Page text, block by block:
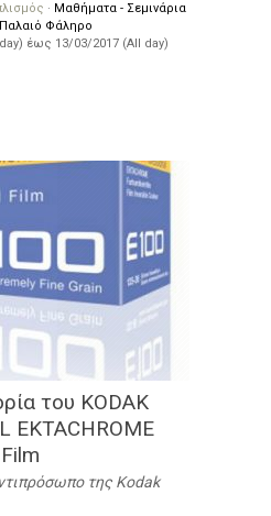
· Μαθήματα - Σεμινάρια
Παλαιό Φάληρο
έως 13/03/2017 (All day)
του KODAK
EKTACHROME
της Kodak